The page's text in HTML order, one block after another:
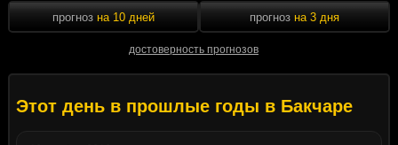
прогноз на 10 дней
достоверность прогнозов
прогноз на 3 дня
Этот день в прошлые годы в Бакчаре